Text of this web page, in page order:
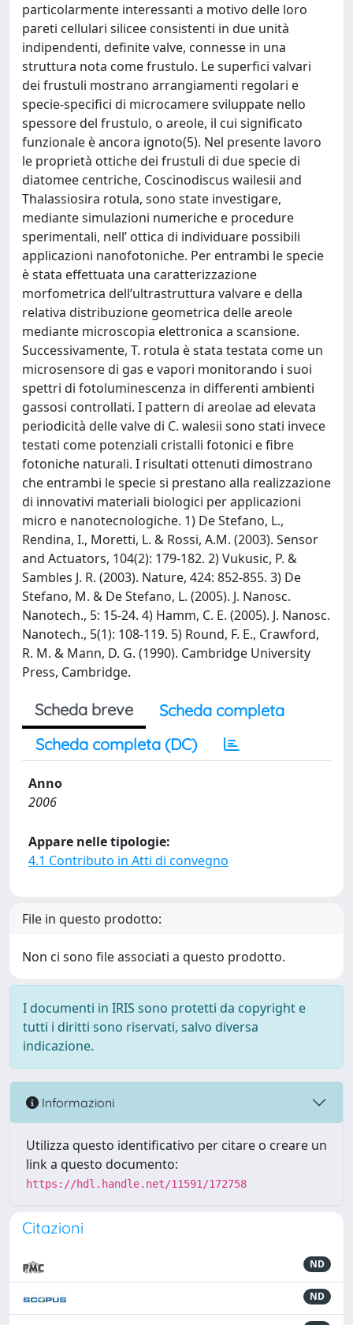
particolarmente interessanti a motivo delle loro
pareti cellulari silicee consistenti in due unità
indipendenti, definite valve, connesse in una
struttura nota come frustulo. Le superfici valvari
dei frustuli mostrano arrangiamenti regolari e
specie-specifici di microcamere sviluppate nello
spessore del frustulo, o areole, il cui significato
funzionale è ancora ignoto(5). Nel presente lavoro
le proprietà ottiche dei frustuli di due specie di
diatomee centriche, Coscinodiscus wailesii and
Thalassiosira rotula, sono state investigare,
mediante simulazioni numeriche e procedure
sperimentali, nell’ ottica di individuare possibili
applicazioni nanofotoniche. Per entrambi le specie
è stata effettuata una caratterizzazione
morfometrica dell’ultrastruttura valvare e della
relativa distribuzione geometrica delle areole
mediante microscopia elettronica a scansione.
Successivamente, T. rotula è stata testata come un
microsensore di gas e vapori monitorando i suoi
spettri di fotoluminescenza in differenti ambienti
gassosi controllati. I pattern di areolae ad elevata
periodicità delle valve di C. walesii sono stati invece
testati come potenziali cristalli fotonici e fibre
fotoniche naturali. I risultati ottenuti dimostrano
che entrambi le specie si prestano alla realizzazione
di innovativi materiali biologici per applicazioni
micro e nanotecnologiche. 1) De Stefano, L.,
Rendina, I., Moretti, L. & Rossi, A.M. (2003). Sensor
and Actuators, 104(2): 179-182. 2) Vukusic, P. &
Sambles J. R. (2003). Nature, 424: 852-855. 3) De
Stefano, M. & De Stefano, L. (2005). J. Nanosc.
Nanotech., 5: 15-24. 4) Hamm, C. E. (2005). J. Nanosc.
Nanotech., 5(1): 108-119. 5) Round, F. E., Crawford,
R. M. & Mann, D. G. (1990). Cambridge University
Press, Cambridge.
Scheda breve
Scheda completa
Scheda completa (DC)
Anno
2006
Appare nelle tipologie:
4.1 Contributo in Atti di convegno
File in questo prodotto:
Non ci sono file associati a questo prodotto.
I documenti in IRIS sono protetti da copyright e
tutti i diritti sono riservati, salvo diversa
indicazione.
Informazioni
Utilizza questo identificativo per citare o creare un
link a questo documento:
https://hdl.handle.net/11591/172758
Citazioni
ND
ND